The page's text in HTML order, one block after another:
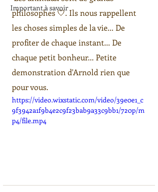
Important à savoir
philosophes 🤍. Ils nous rappellent
les choses simples de la vie... De
profiter de chaque instant... De
chaque petit bonheur... Petite
demonstration d'Arnold rien que
pour vous.
https://video.wixstatic.com/video/39e0e1_c
9f3942a1f9b4e2c9f23bab9a33c9bb1/720p/m
p4/file.mp4